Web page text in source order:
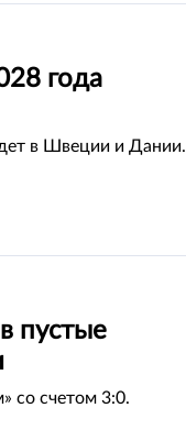
года
в Швеции и Дании.
пустые
со счетом 3:0.